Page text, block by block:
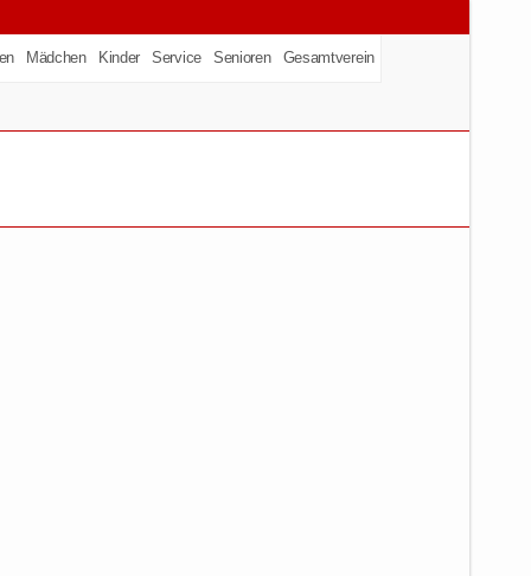
Mädchen Kinder Service Senioren Gesamtverein